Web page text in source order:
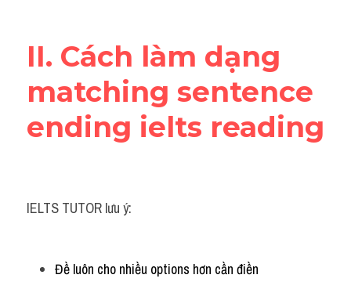
Cách dùng từ
Từ vựng theo tiền tố
Task 1
Phân biệt từ
Advice
II. Cách làm dạng
matching sentence
ending ielts reading
IELTS TUTOR lưu ý:
Đề luôn cho nhiều options hơn cần điền